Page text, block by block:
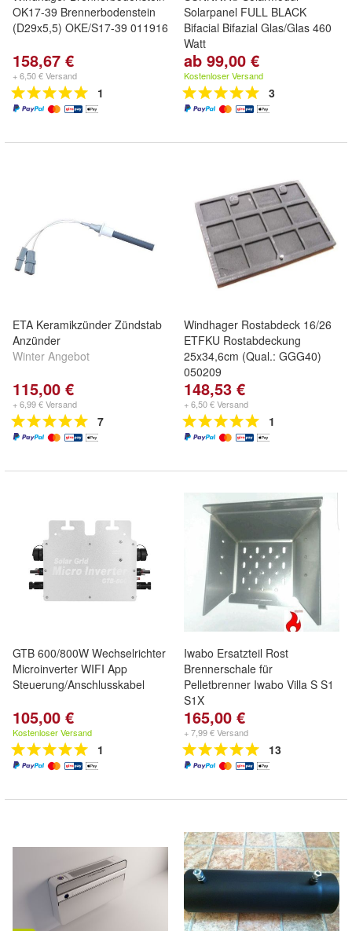
OK17-39 Brennerbodenstein
(D29x5,5) OKE/S17-39 011916
158,67 €
+ 6,50 € Versand
1
Solarpanel FULL BLACK
Bifacial Bifazial Glas/Glas 460
Watt
ab 99,00 €
Kostenloser Versand
3
ETA Keramikzünder Zündstab
Anzünder
Winter Angebot
115,00 €
+ 6,99 € Versand
7
Windhager Rostabdeck 16/26
ETFKU Rostabdeckung
25x34,6cm (Qual.: GGG40)
050209
148,53 €
+ 6,50 € Versand
1
GTB 600/800W Wechselrichter
Microinverter WIFI App
Steuerung/Anschlusskabel
105,00 €
Kostenloser Versand
1
Iwabo Ersatzteil Rost
Brennerschale für
Pelletbrenner Iwabo Villa S S1
S1X
165,00 €
+ 7,99 € Versand
13